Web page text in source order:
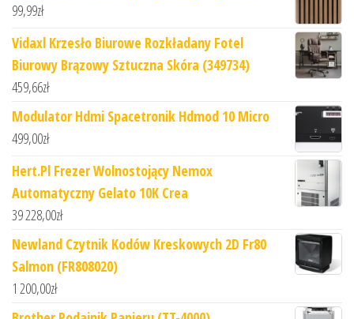
99,99zł
Vidaxl Krzesło Biurowe Rozkładany Fotel
Biurowy Brązowy Sztuczna Skóra (349734)
459,66zł
Modulator Hdmi Spacetronik Hdmod 10 Micro
499,00zł
Hert.Pl Frezer Wolnostojący Nemox
Automatyczny Gelato 10K Crea
39 228,00zł
Newland Czytnik Kodów Kreskowych 2D Fr80
Salmon (FR808020)
1 200,00zł